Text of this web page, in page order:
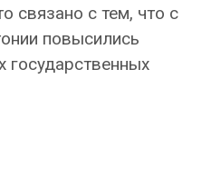
связано с тем, что с
повысились
государственных